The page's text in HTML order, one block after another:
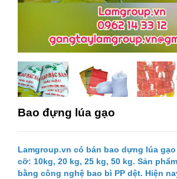
Bao đựng lúa gạo
Lamgroup.vn có bán bao dựng lúa
cỡ: 10kg, 20 kg, 25 kg, 50 kg. Sản
bằng công nghệ bao bì PP dệt. Hiện